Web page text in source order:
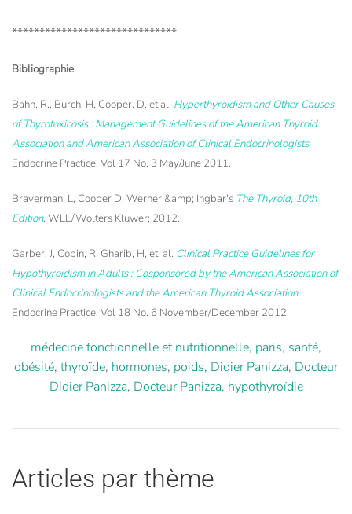
******************************
Bibliographie
Bahn, R., Burch, H, Cooper, D, et al. Hyperthyroidism and Other Causes
of Thyrotoxicosis : Management Guidelines of the American Thyroid
Association and American Association of Clinical Endocrinologists.
Endocrine Practice. Vol 17 No. 3 May/June 2011.
Braverman, L, Cooper D. Werner &amp; Ingbar's The Thyroid, 10th
Edition. WLL/Wolters Kluwer; 2012.
Garber, J, Cobin, R, Gharib, H, et. al. Clinical Practice Guidelines for
Hypothyroidism in Adults : Cosponsored by the American Association of
Clinical Endocrinologists and the American Thyroid Association.
Endocrine Practice. Vol 18 No. 6 November/December 2012.
médecine fonctionnelle et nutritionnelle, paris, santé,
obésité, thyroïde, hormones, poids, Didier Panizza, Docteur
Didier Panizza, Docteur Panizza, hypothyroïdie
Articles par thème